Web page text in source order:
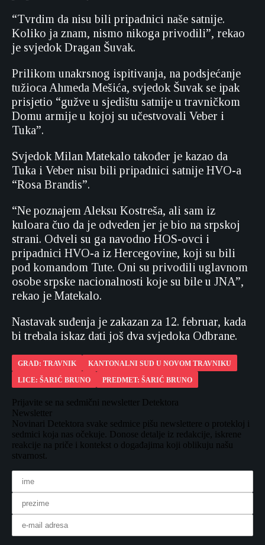
“Tvrdim da nisu bili pripadnici naše satnije.
Koliko ja znam, nismo nikoga privodili”, rekao
je svjedok Dragan Šuvak.
Prilikom unakrsnog ispitivanja, na podsjećanje
tužioca Ahmeda Mešića, svjedok Šuvak se ipak
prisjetio “gužve u sjedištu satnije u travničkom
Domu armije u kojoj su učestvovali Veber i
Tuka”.
Svjedok Milan Matekalo također je kazao da
Tuka i Veber nisu bili pripadnici satnije HVO-a
“Rosa Brandis”.
“Ne poznajem Aleksu Kostreša, ali sam iz
kuloara čuo da je odveden jer je bio na srpskoj
strani. Odveli su ga navodno HOS-ovci i
pripadnici HVO-a iz Hercegovine, koji su bili
pod komandom Tute. Oni su privodili uglavnom
osobe srpske nacionalnosti koje su bile u JNA”,
rekao je Matekalo.
Nastavak suđenja je zakazan za 12. februar, kada
bi trebala iskaz dati još dva svjedoka Odbrane.
GRAD: TRAVNIK
KANTONALNI SUD U NOVOM TRAVNIKU
LICE: ŠARIĆ BRUNO
PREDMET: ŠARIĆ BRUNO
Prijavite se na sedmični newsletter Detektora
Newsletter
Novinari Detektora svake sedmice pišu newslettere o protekloj i
sedmici koja nas očekuje. Donose detalje iz redakcije, iskrene
reakcije na priče i kontekst o događajima koji oblikuju našu
stvarnost.